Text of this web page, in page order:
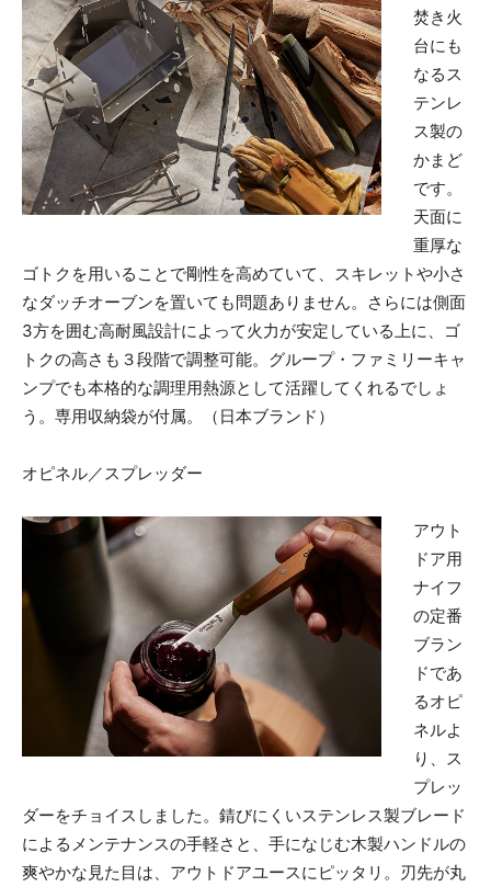
焚き火
台にも
なるス
テンレ
ス製の
かまど
です。
天面に
重厚な
ゴトクを用いることで剛性を高めていて、スキレットや小さ
なダッチオーブンを置いても問題ありません。さらには側面
3方を囲む高耐風設計によって火力が安定している上に、ゴ
トクの高さも３段階で調整可能。グループ・ファミリーキャ
ンプでも本格的な調理用熱源として活躍してくれるでしょ
う。専用収納袋が付属。（日本ブランド）
オピネル／スプレッダー
アウト
ドア用
ナイフ
の定番
ブラン
ドであ
るオピ
ネルよ
り、ス
プレッ
ダーをチョイスしました。錆びにくいステンレス製ブレード
によるメンテナンスの手軽さと、手になじむ木製ハンドルの
爽やかな見た目は、アウトドアユースにピッタリ。刃先が丸